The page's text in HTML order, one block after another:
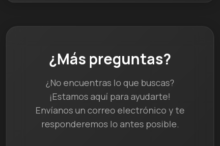
¿Más preguntas?
¿No encuentras lo que buscas?
¡Estamos aquí para ayudarte!
Envíanos un correo electrónico y te
responderemos lo antes posible.